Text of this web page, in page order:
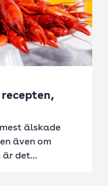
älskade
även om
är det...